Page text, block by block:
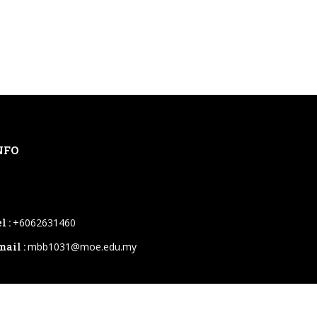
: +6062631460
:mbb1031@moe.edu.my